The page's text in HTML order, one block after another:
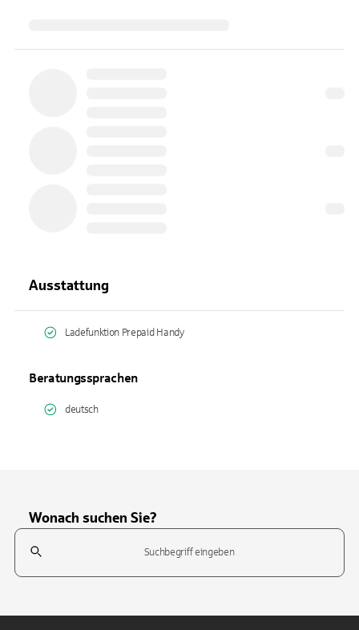
Ausstattung
Ladefunktion Prepaid Handy
Beratungssprachen
deutsch
Wonach suchen Sie?
Suchfeld